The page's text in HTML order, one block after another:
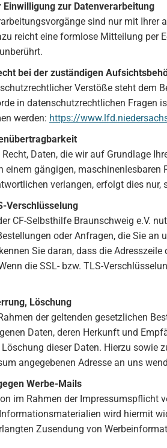
zur Datenverarbeitung
sind nur mit
reicht eine formlose Mitteilung per
bei der zuständigen
Verstöße steht dem
in datenschutzrechtlichen Fragen
werden: https://
Daten, die wir auf Grundlage
einem gängigen,
verlangen, erfolgt dies
Verschlüsselung
CF-Selbsthilfe Braunschweig e.V.
oder Anfragen, die Sie an
Sie daran, dass die
die SSL- bzw. TLS-
Löschung
der geltenden gesetzlichen
Daten, deren Herkunft und
dieser Daten. Hierzu sowie
angegebenen Adresse an uns
Werbe-Mails
im Rahmen der Impressumspflicht
wird hiermit
Zusendung von